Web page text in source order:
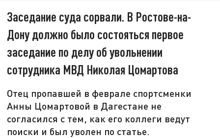
Заседание суда сорвали. В Ростове-на-
Дону должно было состояться первое
заседание по делу об увольнении
сотрудника МВД Николая Цомартова
Отец пропавшей в феврале спортсменки
Анны Цомартовой в Дагестане не
согласился с тем, как его коллеги ведут
поиски и был уволен по статье.